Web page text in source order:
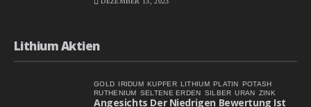
Lithium Aktien
GOLD IRIDUM KUPFER LITHIUM PLATIN
POTASH
RUTHENIUM
SELTENE ERDEN SILBER URAN ZINK
Angesichts Der Niedrigen Bewertung Ist